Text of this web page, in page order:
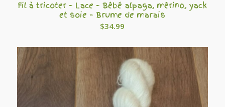
Fil à tricoter – Lace – Bébé alpaga, mérino, yack
et soie – Brume de marais
$34.99